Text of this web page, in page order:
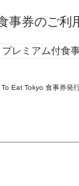
事券のご利
レミアム付食
Eat Tokyo 食事券発